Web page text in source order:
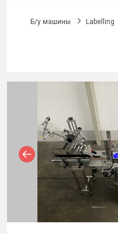
Б/у машины Labelling